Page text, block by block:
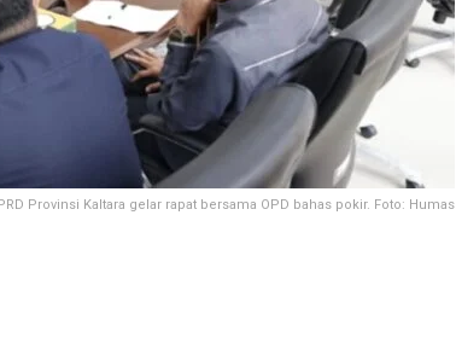
Provinsi Kaltara gelar rapat bersama OPD bahas pokir. Foto: Humas